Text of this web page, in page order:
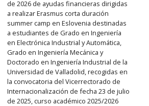
de 2026 de ayudas financieras dirigidas
a realizar Erasmus corta duración
summer camp en Eslovenia destinadas
a estudiantes de Grado en Ingeniería
en Electrónica Industrial y Automática,
Grado en Ingeniería Mecánica y
Doctorado en Ingeniería Industrial de la
Universidad de Valladolid, recogidas en
la convocatoria del Vicerrectorado de
Internacionalización de fecha 23 de julio
de 2025, curso académico 2025/2026